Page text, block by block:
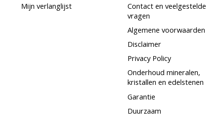
Mijn verlanglijst
Contact en veelgestelde
vragen
Algemene voorwaarden
Disclaimer
Privacy Policy
Onderhoud mineralen,
kristallen en edelstenen
Garantie
Duurzaam